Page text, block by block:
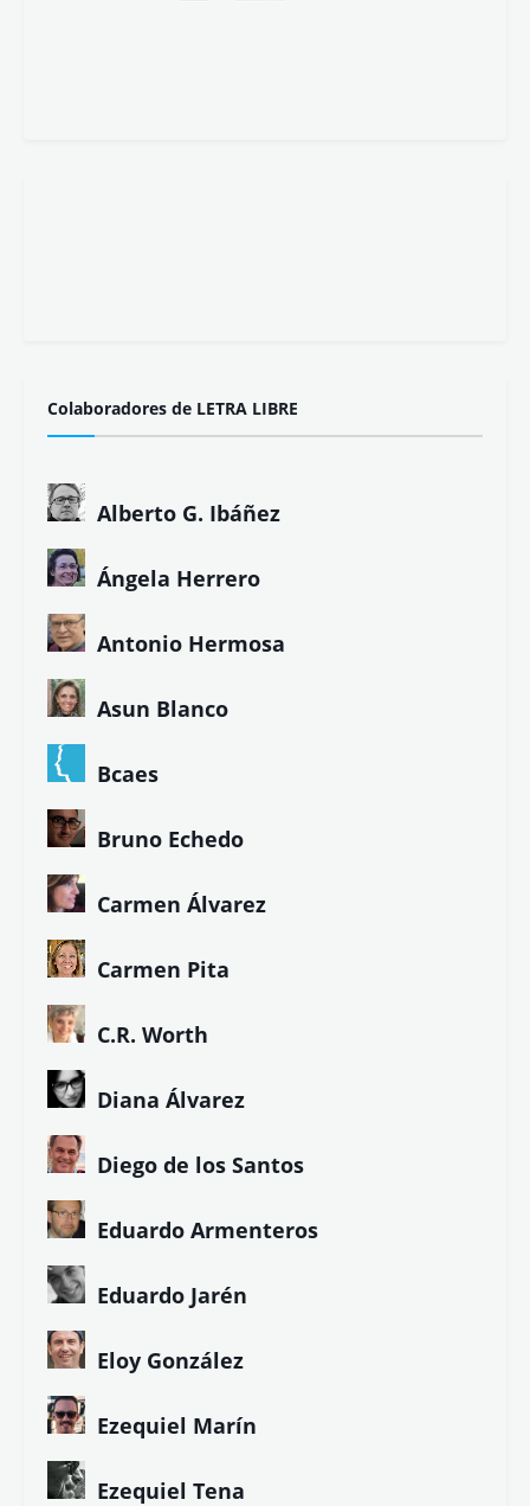
Colaboradores de LETRA LIBRE
Alberto G. Ibáñez
Ángela Herrero
Antonio Hermosa
Asun Blanco
Bcaes
Bruno Echedo
Carmen Álvarez
Carmen Pita
C.R. Worth
Diana Álvarez
Diego de los Santos
Eduardo Armenteros
Eduardo Jarén
Eloy González
Ezequiel Marín
Ezequiel Tena